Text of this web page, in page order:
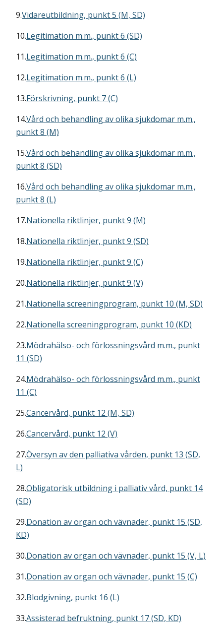
9.Vidareutbildning, punkt 5 (M, SD)
10.Legitimation m.m., punkt 6 (SD)
11.Legitimation m.m., punkt 6 (C)
12.Legitimation m.m., punkt 6 (L)
13.Förskrivning, punkt 7 (C)
14.Vård och behandling av olika sjukdomar m.m.,
punkt 8 (M)
15.Vård och behandling av olika sjukdomar m.m.,
punkt 8 (SD)
16.Vård och behandling av olika sjukdomar m.m.,
punkt 8 (L)
17.Nationella riktlinjer, punkt 9 (M)
18.Nationella riktlinjer, punkt 9 (SD)
19.Nationella riktlinjer, punkt 9 (C)
20.Nationella riktlinjer, punkt 9 (V)
21.Nationella screeningprogram, punkt 10 (M, SD)
22.Nationella screeningprogram, punkt 10 (KD)
23.Mödrahälso- och förlossningsvård m.m., punkt
11 (SD)
24.Mödrahälso- och förlossningsvård m.m., punkt
11 (C)
25.Cancervård, punkt 12 (M, SD)
26.Cancervård, punkt 12 (V)
27.Översyn av den palliativa vården, punkt 13 (SD,
L)
28.Obligatorisk utbildning i palliativ vård, punkt 14
(SD)
29.Donation av organ och vävnader, punkt 15 (SD,
KD)
30.Donation av organ och vävnader, punkt 15 (V, L)
31.Donation av organ och vävnader, punkt 15 (C)
32.Blodgivning, punkt 16 (L)
33.Assisterad befruktning, punkt 17 (SD, KD)